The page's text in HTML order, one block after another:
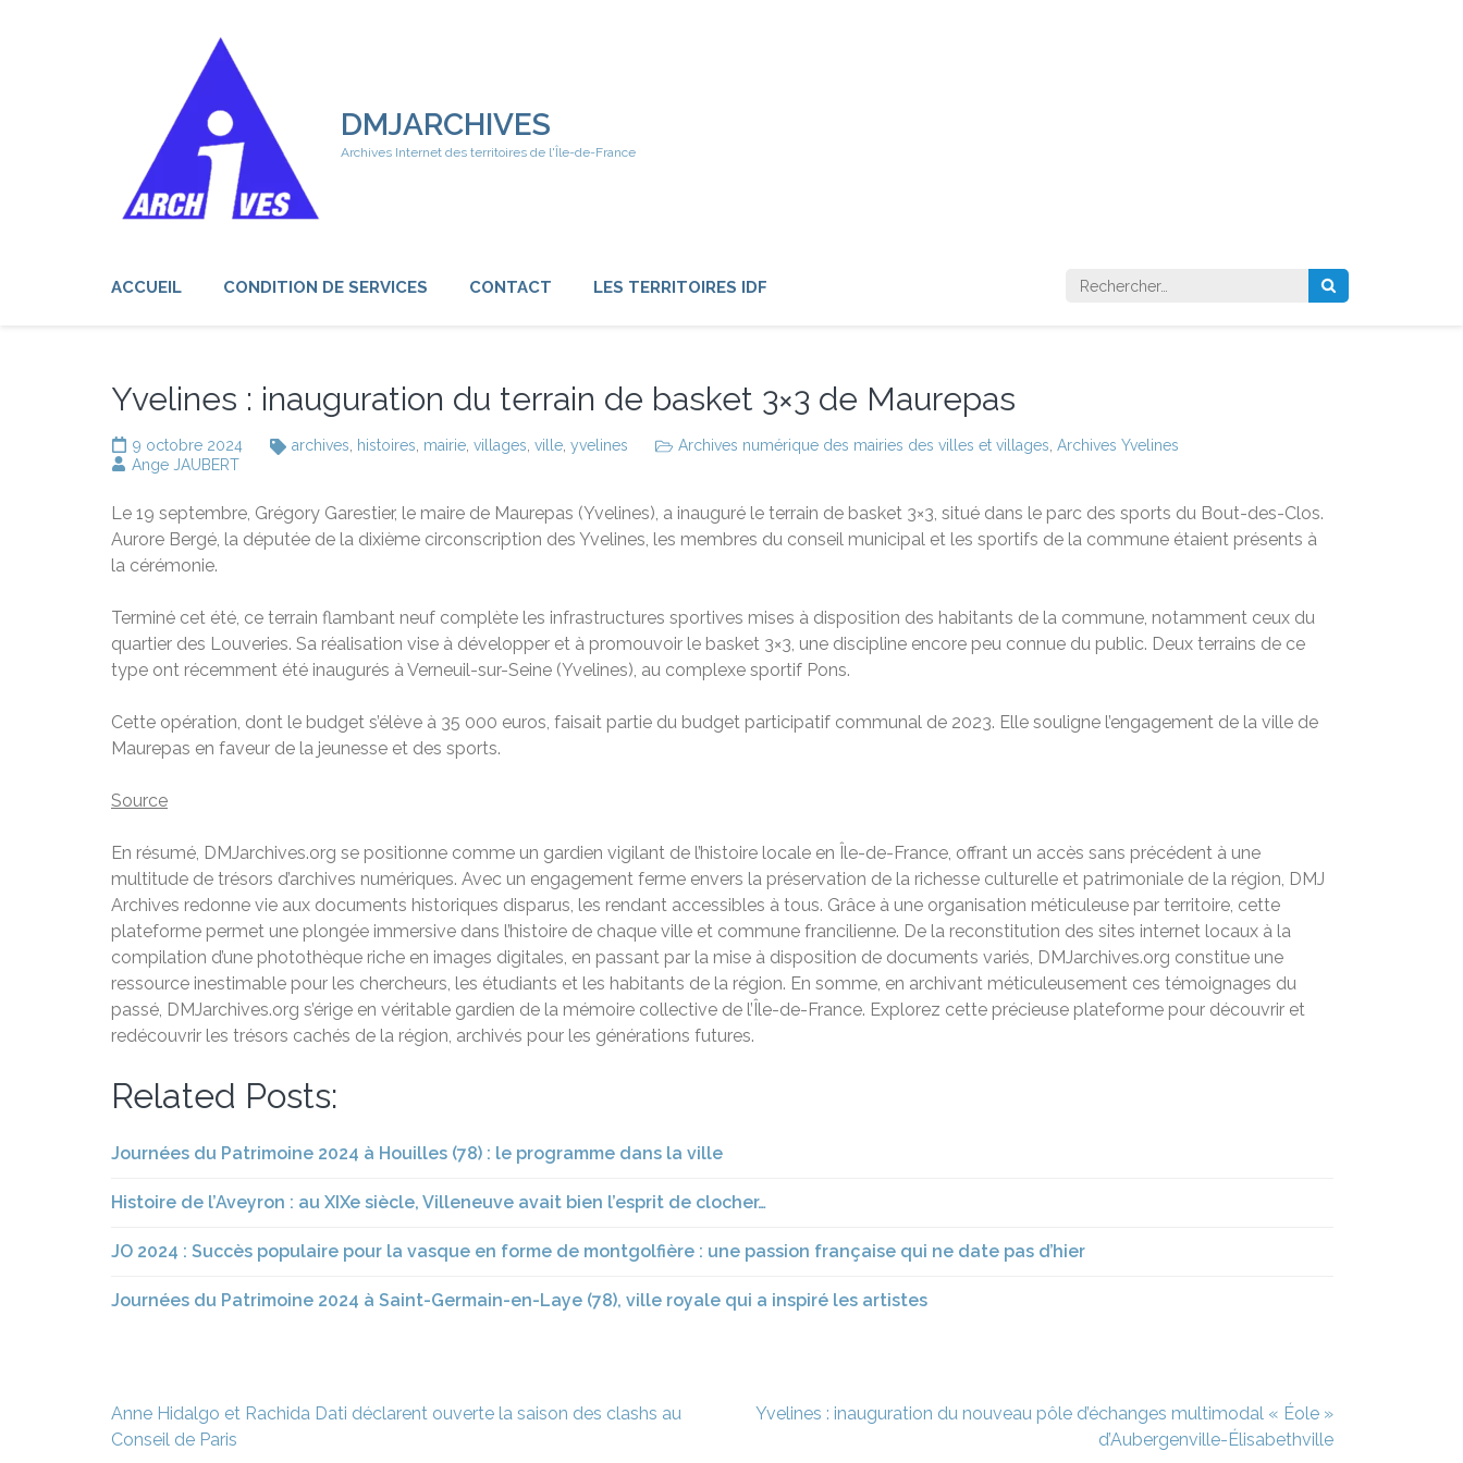
DMJARCHIVES
Archives Internet des territoires de l'Île-de-France
ACCUEIL CONDITION DE SERVICES CONTACT LES TERRITOIRES IDF Rechercher :
Yvelines : inauguration du terrain de basket 3×3 de Maurepas
9 octobre 2024 archives histoires mairie villages ville yvelines Archives numérique des mairies des villes et villages Archives Yvelines
Ange JAUBERT
Le 19 septembre, Grégory Garestier, le maire de Maurepas (Yvelines), a inauguré le terrain de basket 3×3, situé dans le parc des sports du Bout-des-Clos.
Aurore Bergé, la députée de la dixième circonscription des Yvelines, les membres du conseil municipal et les sportifs de la commune étaient présents à
la cérémonie.
Terminé cet été, ce terrain flambant neuf complète les infrastructures sportives mises à disposition des habitants de la commune, notamment ceux du
quartier des Louveries. Sa réalisation vise à développer et à promouvoir le basket 3×3, une discipline encore peu connue du public. Deux terrains de ce
type ont récemment été inaugurés à Verneuil-sur-Seine (Yvelines), au complexe sportif Pons.
Cette opération, dont le budget s’élève à 35 000 euros, faisait partie du budget participatif communal de 2023. Elle souligne l’engagement de la ville de
Maurepas en faveur de la jeunesse et des sports.
Source
En résumé, DMJarchives.org se positionne comme un gardien vigilant de l’histoire locale en Île-de-France, offrant un accès sans précédent à une
multitude de trésors d’archives numériques. Avec un engagement ferme envers la préservation de la richesse culturelle et patrimoniale de la région, DMJ
Archives redonne vie aux documents historiques disparus, les rendant accessibles à tous. Grâce à une organisation méticuleuse par territoire, cette
plateforme permet une plongée immersive dans l’histoire de chaque ville et commune francilienne. De la reconstitution des sites internet locaux à la
compilation d’une photothèque riche en images digitales, en passant par la mise à disposition de documents variés, DMJarchives.org constitue une
ressource inestimable pour les chercheurs, les étudiants et les habitants de la région. En somme, en archivant méticuleusement ces témoignages du
passé, DMJarchives.org s’érige en véritable gardien de la mémoire collective de l’Île-de-France. Explorez cette précieuse plateforme pour découvrir et
redécouvrir les trésors cachés de la région, archivés pour les générations futures.
Related Posts:
Journées du Patrimoine 2024 à Houilles (78) : le programme dans la ville
Histoire de l’Aveyron : au XIXe siècle, Villeneuve avait bien l’esprit de clocher…
JO 2024 : Succès populaire pour la vasque en forme de montgolfière : une passion française qui ne date pas d’hier
Journées du Patrimoine 2024 à Saint-Germain-en-Laye (78), ville royale qui a inspiré les artistes
Navigation
de
Anne Hidalgo et Rachida Dati déclarent ouverte la saison des clashs au
Conseil de Paris
Yvelines : inauguration du nouveau pôle d’échanges multimodal « Éole »
d’Aubergenville-Élisabethville